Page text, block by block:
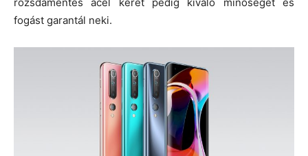
rozsdamentes acél keret pedig kiváló minőséget és
fogást garantál neki.